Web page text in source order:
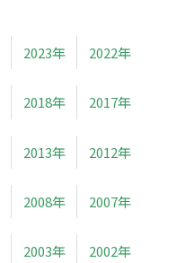
2023年 2022年
2018年 2017年
2013年 2012年
2008年 2007年
2003年 2002年